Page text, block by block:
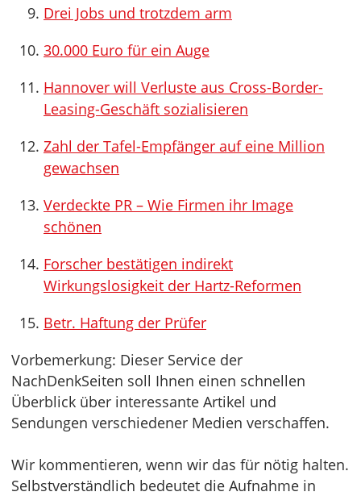
Drei Jobs und trotzdem arm
30.000 Euro für ein Auge
Hannover will Verluste aus Cross-Border-
Leasing-Geschäft sozialisieren
Zahl der Tafel-Empfänger auf eine Million
gewachsen
Verdeckte PR – Wie Firmen ihr Image
schönen
Forscher bestätigen indirekt
Wirkungslosigkeit der Hartz-Reformen
Betr. Haftung der Prüfer
Vorbemerkung: Dieser Service der
NachDenkSeiten soll Ihnen einen schnellen
Überblick über interessante Artikel und
Sendungen verschiedener Medien verschaffen.
Wir kommentieren, wenn wir das für nötig halten.
Selbstverständlich bedeutet die Aufnahme in